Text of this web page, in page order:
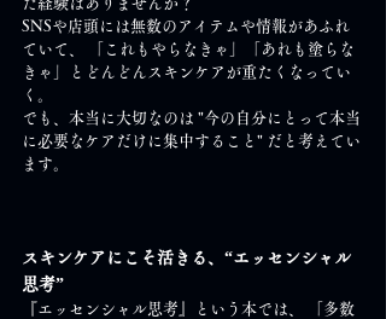
SNSや店頭には無数のアイテムや情報があふれ
ていて、 「これもやらなきゃ」「あれも塗らな
きゃ」とどんどんスキンケアが重たくなってい
く。
でも、本当に大切なのは "今の自分にとって本当
に必要なケアだけに集中すること" だと考えてい
ます。
スキンケアにこそ活きる、“エッセンシャル
思考”
『エッセンシャル思考』という本では、 「多数